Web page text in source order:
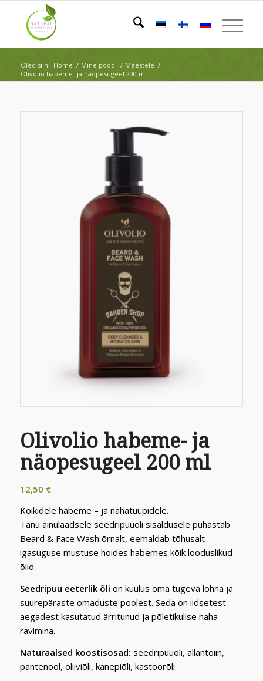
Oled siin: Home / Mine poodi / Meestele /
Olivolio habeme- ja näopesugeel 200 ml
Olivolio habeme- ja
näopesugeel 200 ml
12,50 €
Kõikidele habeme – ja nahatüüpidele.
Tänu ainulaadsele seedripuuõli sisaldusele puhastab
Beard & Face Wash õrnalt, eemaldab tõhusalt
igasuguse mustuse hoides habemes kõik looduslikud
õlid.
Seedripuu eeterlik õli on kuulus oma tugeva lõhna ja
suurepäraste omaduste poolest. Seda on iidsetest
aegadest kasutatud ärritunud ja põletikulise naha
ravimina.
Naturaalsed koostisosad: seedripuuõli, allantoiin,
pantenool, oliiviõli, kanepiõli, kastoorõli.